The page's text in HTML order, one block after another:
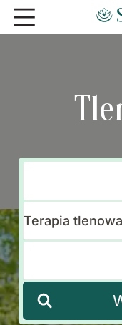
Przejdź do głównej